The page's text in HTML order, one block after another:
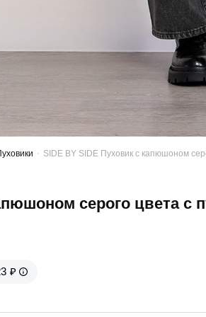
SIDE BY SIDE Пуховик с капюшоном
серого цвета с
₽